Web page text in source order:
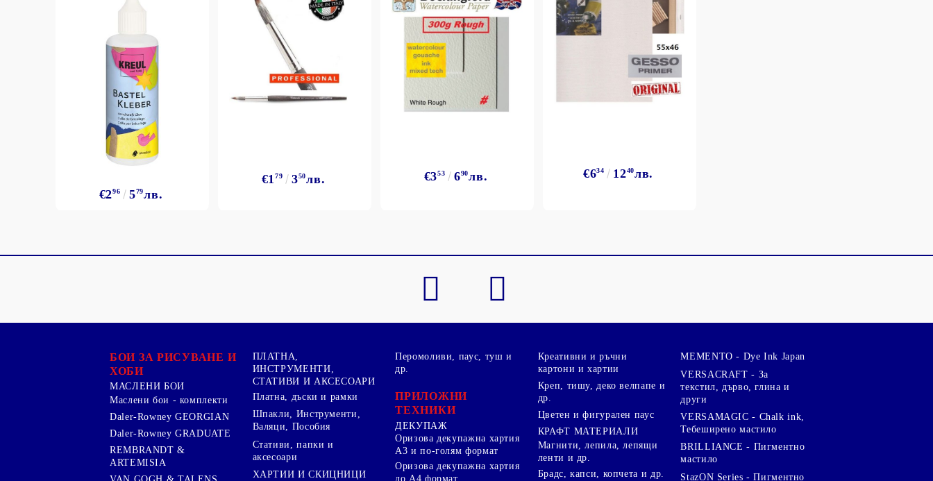
€296 579лв.
€179 350лв. €353 690лв. €634 1240лв.
БОИ ЗА РИСУВАНЕ И
ХОБИ
МАСЛЕНИ БОИ
Маслени бои - комплекти
Daler-Rowney GEORGIAN
Daler-Rowney GRADUATE
REMBRANDT &
ARTEMISIA
ПЛАТНА,
ИНСТРУМЕНТИ,
СТАТИВИ И АКСЕСОАРИ
Платна, дъски и рамки
Шпакли, Инструменти,
Валяци, Пособия
Стативи, папки и
аксесоари
ХАРТИИ И СКИЦНИЦИ
Перомоливи, паус, туш и
др.
ПРИЛОЖНИ
ТЕХНИКИ
ДЕКУПАЖ
Оризова декупажна хартия
А3 и по-голям формат
Оризова декупажна хартия
до А4 формат
Креативни и ръчни
картони и хартии
Креп, тишу, деко велпапе и
др.
Цветен и фигурален паус
КРАФТ МАТЕРИАЛИ
Магнити, лепила, лепящи
ленти и др.
Брадс, капси, копчета и др.
MEMENTO - Dye Ink Japan
VERSACRAFT - За
текстил, дърво, глина и
други
VERSAMAGIC - Chalk ink,
Тебеширено мастило
BRILLIANCE - Пигментно
мастило
StazON Series - Пигментно